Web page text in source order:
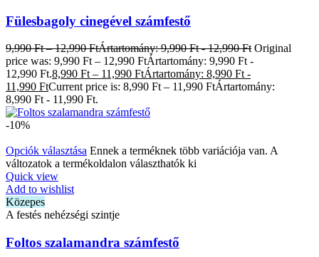
Fülesbagoly cinegével számfestő
9,990Ft – 12,990FtÁrtartomány: 9,990 Ft - 12,990 Ft Original
price was: 9,990 Ft – 12,990 FtÁrtartomány: 9,990 Ft -
12,990 Ft.8,990 Ft – 11,990 FtÁrtartomány: 8,990 Ft -
11,990 FtCurrent price is: 8,990 Ft – 11,990 FtÁrtartomány:
8,990 Ft - 11,990 Ft.
-10%
Opciók választása Ennek a terméknek több variációja van. A
változatok a termékoldalon választhatók ki
Quick view
Add to wishlist
Közepes
A festés nehézségi szintje
Foltos szalamandra számfestő